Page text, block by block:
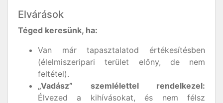
Elvárások
Téged keresünk, ha:
Van már tapasztalatod értékesítésben
(élelmiszeripari terület előny, de nem
feltétel).
„Vadász” szemlélettel rendelkezel:
Élvezed a kihívásokat, és nem félsz